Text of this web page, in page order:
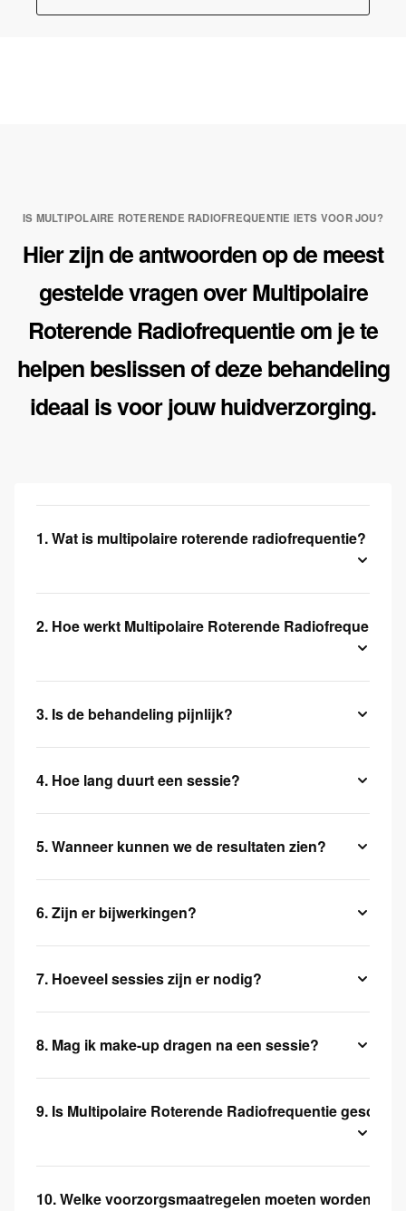
IS MULTIPOLAIRE ROTERENDE RADIOFREQUENTIE IETS VOOR JOU?
Hier zijn de antwoorden op de meest
gestelde vragen over Multipolaire
Roterende Radiofrequentie om je te
helpen beslissen of deze behandeling
ideaal is voor jouw huidverzorging.
1. Wat is multipolaire roterende radiofrequentie?
2. Hoe werkt Multipolaire Roterende Radiofrequentie
3. Is de behandeling pijnlijk?
4. Hoe lang duurt een sessie?
5. Wanneer kunnen we de resultaten zien?
6. Zijn er bijwerkingen?
7. Hoeveel sessies zijn er nodig?
8. Mag ik make-up dragen na een sessie?
9. Is Multipolaire Roterende Radiofrequentie
10. Welke voorzorgsmaatregelen moeten worden